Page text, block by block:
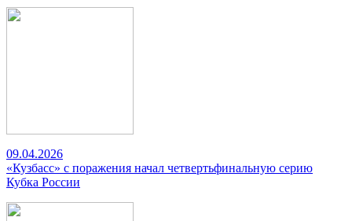
09.04.2026
«Кузбасс» с поражения начал четвертьфинальную серию
Кубка России